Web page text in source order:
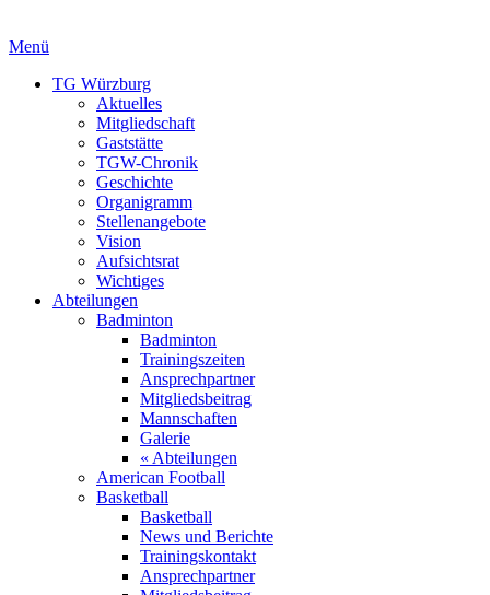
Menü
TG Würzburg
Aktuelles
Mitgliedschaft
Gaststätte
TGW-Chronik
Geschichte
Organigramm
Stellenangebote
Vision
Aufsichtsrat
Wichtiges
Abteilungen
Badminton
Badminton
Trainingszeiten
Ansprechpartner
Mitgliedsbeitrag
Mannschaften
Galerie
« Abteilungen
American Football
Basketball
Basketball
News und Berichte
Trainingskontakt
Ansprechpartner